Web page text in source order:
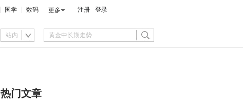
国学 数码 更多 注册 登录
站内
热门文章